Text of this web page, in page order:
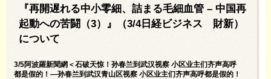
『再開遅れる中小零細、詰まる毛細血管 – 中国再
起動への苦闘（3）』（3/4日経ビジネス 財新）
について
3/5阿波羅新聞網＜石破天惊！孙春兰到武汉视察 小区业主们齐声高呼
都是假的！—孙春兰到武汉青山区视察 小区业主们齐声高呼都是假的！